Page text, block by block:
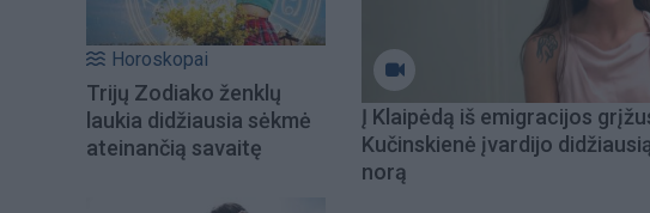
Horoskopai
Trijų Zodiako ženklų
laukia didžiausia sėkmė
ateinančią savaitę
Į Klaipėdą iš emigracijos
Kučinskienė įvardijo
norą